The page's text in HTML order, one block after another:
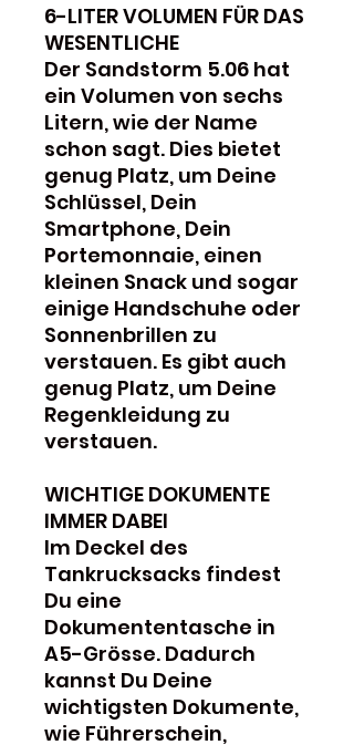
6-LITER VOLUMEN FÜR DAS
WESENTLICHE
Der Sandstorm 5.06 hat
ein Volumen von sechs
Litern, wie der Name
schon sagt. Dies bietet
genug Platz, um Deine
Schlüssel, Dein
Smartphone, Dein
Portemonnaie, einen
kleinen Snack und sogar
einige Handschuhe oder
Sonnenbrillen zu
verstauen. Es gibt auch
genug Platz, um Deine
Regenkleidung zu
verstauen.
WICHTIGE DOKUMENTE
IMMER DABEI
Im Deckel des
Tankrucksacks findest
Du eine
Dokumententasche in
A5-Grösse. Dadurch
kannst Du Deine
wichtigsten Dokumente,
wie Führerschein,